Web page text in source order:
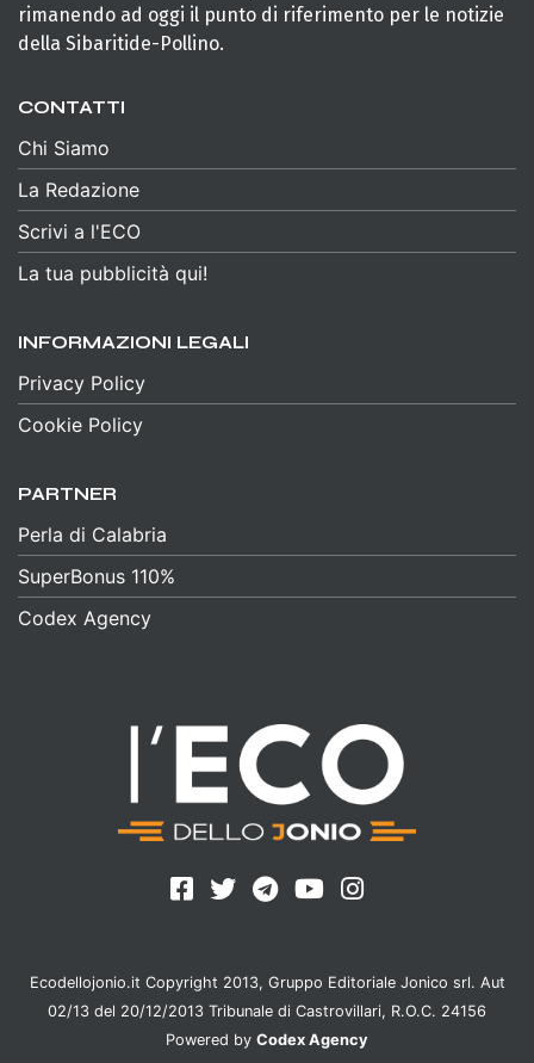
rimanendo ad oggi il punto di riferimento per le notizie
della Sibaritide-Pollino.
CONTATTI
Chi Siamo
La Redazione
Scrivi a l'ECO
La tua pubblicità qui!
INFORMAZIONI LEGALI
Privacy Policy
Cookie Policy
PARTNER
Perla di Calabria
SuperBonus 110%
Codex Agency
Ecodellojonio.it Copyright 2013, Gruppo Editoriale Jonico srl. Aut
02/13 del 20/12/2013 Tribunale di Castrovillari, R.O.C. 24156
Powered by Codex Agency